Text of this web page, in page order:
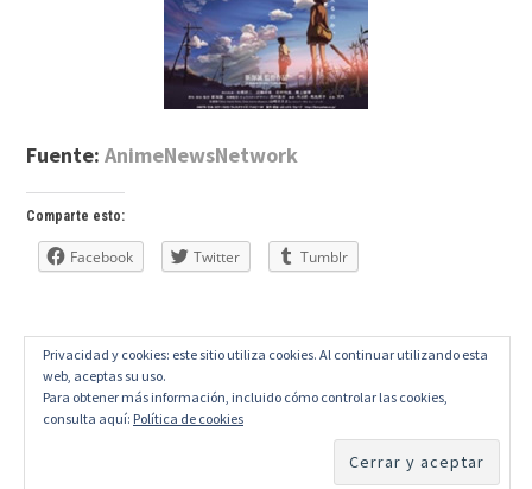
Fuente:AnimeNewsNetwork
Comparte esto:
Facebook Twitter Tumblr
PROUDLY POWERED BY WORDPRESS
THEME: EDITOR BYARRAY
Privacidad y cookies: este sitio utiliza cookies. Al continuar utilizando esta
web, aceptas su uso.
Para obtener más información, incluido cómo controlar las cookies,
consulta aquí: Política de cookies